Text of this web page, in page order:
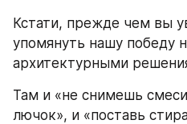
Кстати, прежде чем вы
упомянуть нашу победу
архитектурными
Там и «не снимешь
лючок», и «поставь